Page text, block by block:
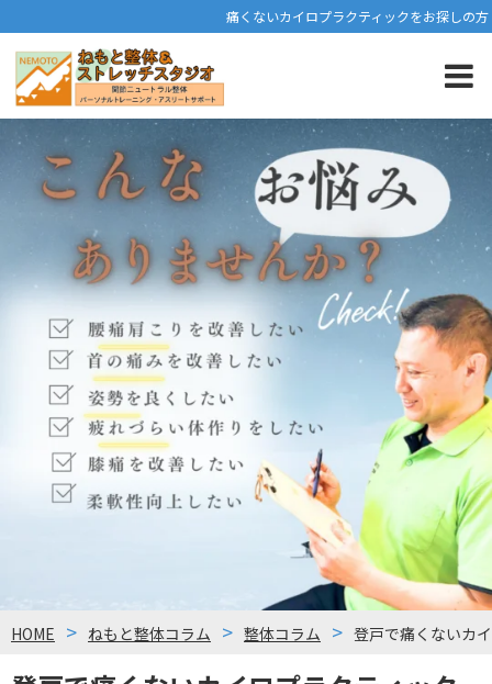
痛くないカイロプラクティックをお探しの方
HOME ねもと整体コラム 整体コラム 登戸で痛くないカ